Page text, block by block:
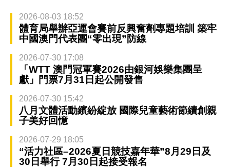
2026-08-03 18:52
體育局舉辦亞運會賽前反興奮劑專題培訓 築牢
中國澳門代表團“零出現”防線
2026-07-30 17:08
「WTT 澳門冠軍賽2026由銀河娛樂集團呈
獻」門票7月31日起公開發售
2026-07-30 15:42
八月文體活動繽紛綻放 國際兒童藝術節續創親
子美好回憶
2026-07-29 18:05
“活力社區–2026夏日競技嘉年華”8月29日及
30日舉行 7月30日起接受報名